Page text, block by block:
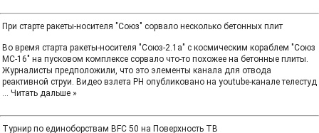
При старте ракеты-носителя "Союз" сорвало несколько бетонных плит
Во время старта ракеты-носителя "Союз-2.1а" с космическим кораблем "Союз
МС-16" на пусковом комплексе сорвало что-то похожее на бетонные плиты.
Журналисты предположили, что это элементы канала для отвода
реактивной струи. Видео взлета РН опубликовано на youtube-канале телестуд
... Читать дальше »
Турнир по единоборствам BFC 50 на Поверхность ТВ